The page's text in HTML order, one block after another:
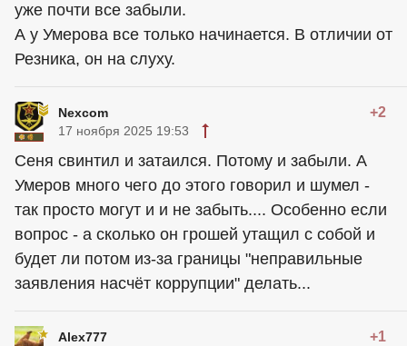
уже почти все забыли.
А у Умерова все только начинается. В отличии от
Резника, он на слуху.
Nexcom +2
17 ноября 2025 19:53
Сеня свинтил и затаился. Потому и забыли. А
Умеров много чего до этого говорил и шумел -
так просто могут и и не забыть.... Особенно если
вопрос - а сколько он грошей утащил с собой и
будет ли потом из-за границы "неправильные
заявления насчёт коррупции" делать...
Alex777 +1